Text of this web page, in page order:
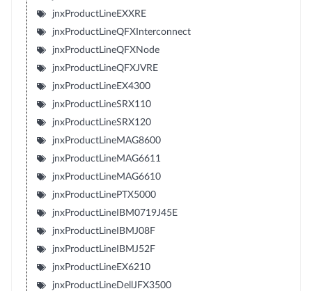
jnxProductLineEXXRE
jnxProductLineQFXInterconnect
jnxProductLineQFXNode
jnxProductLineQFXJVRE
jnxProductLineEX4300
jnxProductLineSRX110
jnxProductLineSRX120
jnxProductLineMAG8600
jnxProductLineMAG6611
jnxProductLineMAG6610
jnxProductLinePTX5000
jnxProductLineIBM0719J45E
jnxProductLineIBMJ08F
jnxProductLineIBMJ52F
jnxProductLineEX6210
jnxProductLineDellJFX3500